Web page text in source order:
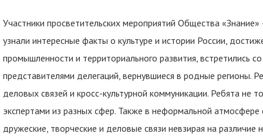
Участники просветительских мероприятий Общества
узнали интересные факты о культуре и истории России,
промышленности и территориального развития, встретились
представителями делегаций, вернувшиеся в родные регионы.
деловых связей и кросс-культурной коммуникации. Ребята не
экспертами из разных сфер. Также в неформальной
дружеские, творческие и деловые связи невзирая на различие